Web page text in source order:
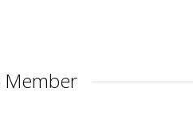
Member